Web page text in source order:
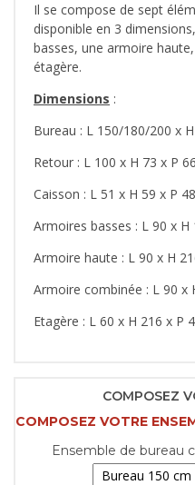
Il se compose de sept
disponible en 3
basses, une armoire
étagère.
Dimensions :
Bureau : L 150/180/200 x
Retour : L 100 x H 73 x P
Caisson : L 51 x H 59 x P
Armoires basses : L 90 x H
Armoire haute : L 90 x H
Armoire combinée : L 90 x
Etagère : L 60 x H 216 x P
COMPOSEZ
COMPOSEZ VOTRE
Ensemble de bureau